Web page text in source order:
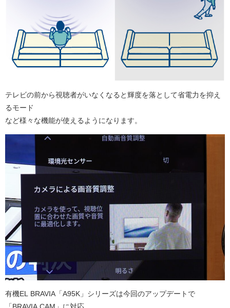
テレビの前から視聴者がいなくなると輝度を落として省電力を抑え
るモード
など様々な機能が使えるようになります。
有機EL BRAVIA「A95K」シリーズは今回のアップデートで
「BRAVIA CAM」に対応